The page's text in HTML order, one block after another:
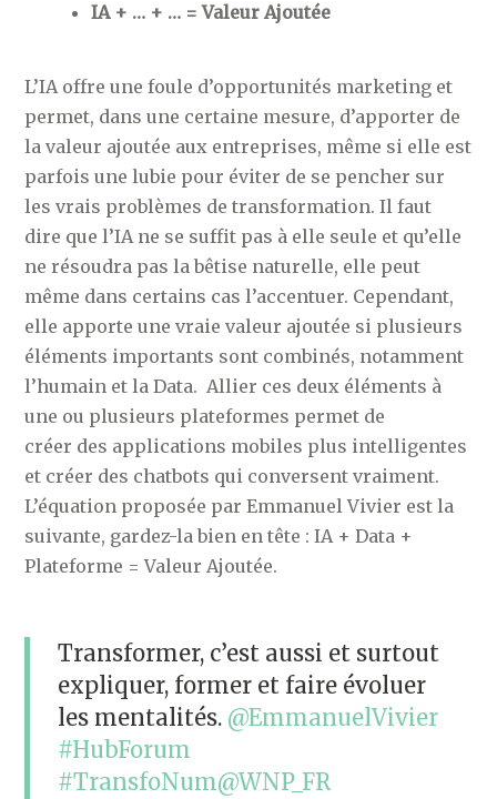
IA + … + … = Valeur Ajoutée
L’IA offre une foule d’opportunités marketing et
permet, dans une certaine mesure, d’apporter de
la valeur ajoutée aux entreprises, même si elle est
parfois une lubie pour éviter de se pencher sur
les vrais problèmes de transformation. Il faut
dire que l’IA ne se suffit pas à elle seule et qu’elle
ne résoudra pas la bêtise naturelle, elle peut
même dans certains cas l’accentuer. Cependant,
elle apporte une vraie valeur ajoutée si plusieurs
éléments importants sont combinés, notamment
l’humain et la Data. Allier ces deux éléments à
une ou plusieurs plateformes permet de
créer des applications mobiles plus intelligentes
et créer des chatbots qui conversent vraiment.
L’équation proposée par Emmanuel Vivier est la
suivante, gardez-la bien en tête : IA + Data +
Plateforme = Valeur Ajoutée.
Transformer, c’est aussi et surtout
expliquer, former et faire évoluer
les mentalités. @EmmanuelVivier
#HubForum
#TransfoNum@WNP_FR